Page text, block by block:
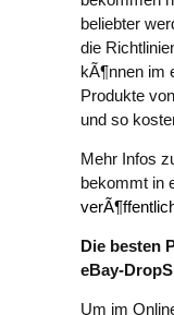
beliebter
die
kÃ¶nnen im
Produkte
und so
Mehr Infos
bekommt in
Die besten
eBay-
Um im